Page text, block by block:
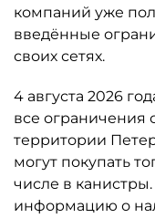
компаний уже
введённые
своих сетях.
4 августа 2026
все ограничения
территории
могут покупать
числе в
информацию о